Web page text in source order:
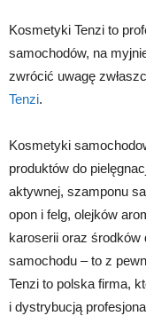
Kosmetyki Tenzi to
samochodów, na
zwrócić uwagę
Tenzi.
Kosmetyki
produktów do
aktywnej, szamponu
opon i felg, olejków
karoserii oraz
samochodu – to z
Tenzi to polska firma,
i dystrybucją